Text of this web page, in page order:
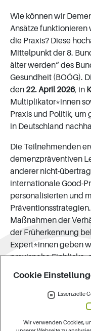
Wie können wir
Ansätze funktionieren
die Praxis? Diese
Mittelpunkt der 8.
älter werden“ des
Gesundheit (BOÖG).
den 22. April 2026, in
Multiplikator*innen
Praxis und Politik,
in Deutschland
Die Teilnehmenden
demenzpräventiven
anderer nicht-
internationale Good-
personalisierten und
Maßnahmen der
der Früherkennung
Expert*innen geben
praxisnahe Einblicke,
Frank Jessen
Psychotherapie,
Psychosomatik und
Thyrian (Deutsches
Cookie
Essenzielle
Wir verwenden Cookies,